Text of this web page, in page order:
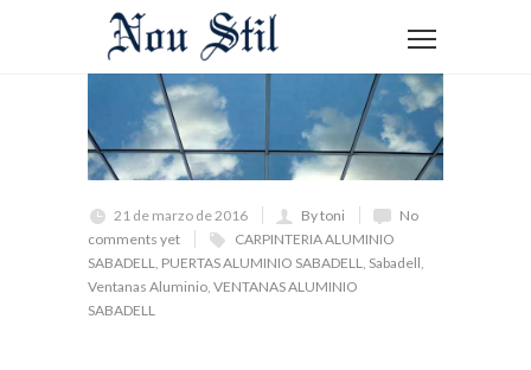
21 de marzo de 2016 By toni
No
comments yet
CARPINTERIA ALUMINIO
SABADELL, PUERTAS ALUMINIO SABADELL, Sabadell,
Ventanas Aluminio, VENTANAS ALUMINIO
SABADELL